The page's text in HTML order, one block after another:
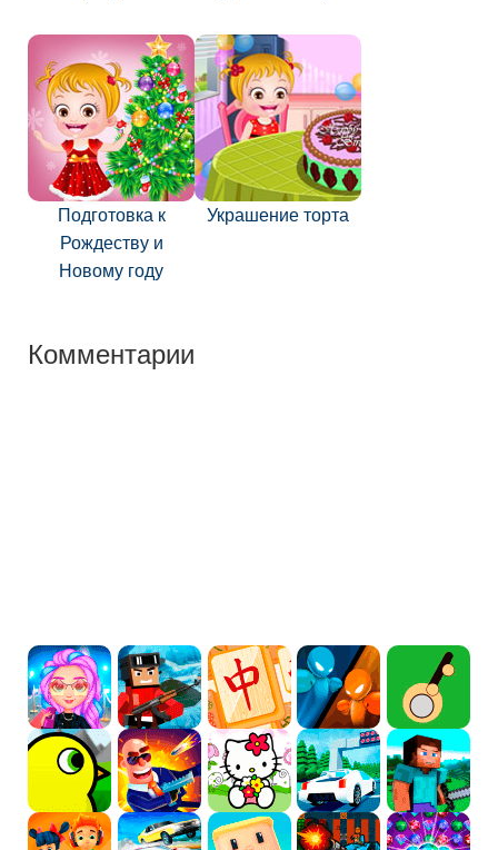
Подготовка к
Рождеству и
Новому году
Украшение торта
Комментарии